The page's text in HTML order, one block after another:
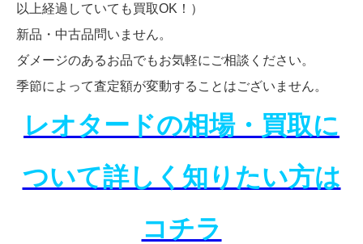
以上経過していても買取OK！）
新品・中古品問いません。
ダメージのあるお品でもお気軽にご相談ください。
季節によって査定額が変動することはございません。
レオタードの相場・買取に
ついて詳しく知りたい方は
コチラ